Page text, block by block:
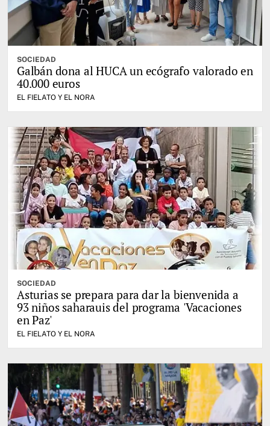
SOCIEDAD
Galbán dona al HUCA un ecógrafo valorado en
40.000 euros
EL FIELATO Y EL NORA
SOCIEDAD
Asturias se prepara para dar la bienvenida a
93 niños saharauis del programa 'Vacaciones
en Paz'
EL FIELATO Y EL NORA